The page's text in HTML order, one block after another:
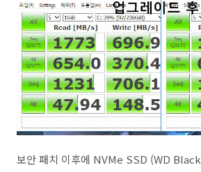
보안 패치 이후에 NVMe SSD (WD